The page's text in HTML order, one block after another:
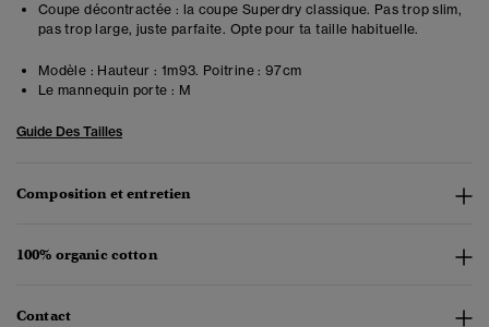
Coupe décontractée : la coupe Superdry classique. Pas trop slim,
pas trop large, juste parfaite. Opte pour ta taille habituelle.
Modèle : Hauteur : 1m93. Poitrine : 97cm
Le mannequin porte : M
Guide Des Tailles
Composition et entretien
100% organic cotton
Contact